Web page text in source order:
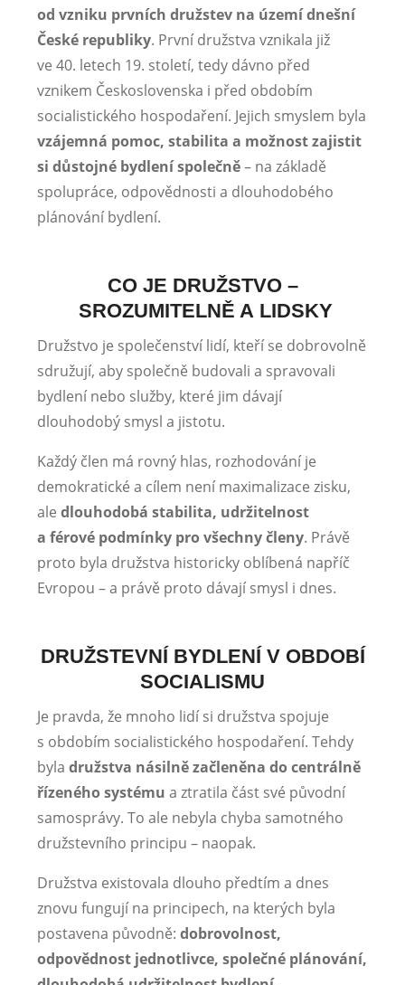
od vzniku prvních družstev na území dnešní
České republiky. První družstva vznikala již
ve 40. letech 19. století, tedy dávno před
vznikem Československa i před obdobím
socialistického hospodaření. Jejich smyslem byla
vzájemná pomoc, stabilita a možnost zajistit
si důstojné bydlení společně– na základě
spolupráce, odpovědnosti a dlouhodobého
plánování bydlení.
CO JE DRUŽSTVO –
SROZUMITELNĚ A LIDSKY
Družstvo je společenství lidí, kteří se dobrovolně
sdružují, aby společně budovali a spravovali
bydlení nebo služby, které jim dávají
dlouhodobý smysl a jistotu.
Každý člen má rovný hlas, rozhodování je
demokratické a cílem není maximalizace zisku,
ale dlouhodobá stabilita, udržitelnost
a férové podmínky pro všechny členy. Právě
proto byla družstva historicky oblíbená napříč
Evropou – a právě proto dávají smysl i dnes.
DRUŽSTEVNÍ BYDLENÍ V OBDOBÍ
SOCIALISMU
Je pravda, že mnoho lidí si družstva spojuje
s obdobím socialistického hospodaření. Tehdy
byla družstva násilně začleněna do centrálně
řízeného systému a ztratila část své původní
samosprávy. To ale nebyla chyba samotného
družstevního principu – naopak.
Družstva existovala dlouho předtím a dnes
znovu fungují na principech, na kterých byla
postavena původně: dobrovolnost,
odpovědnost jednotlivce, společné plánování,